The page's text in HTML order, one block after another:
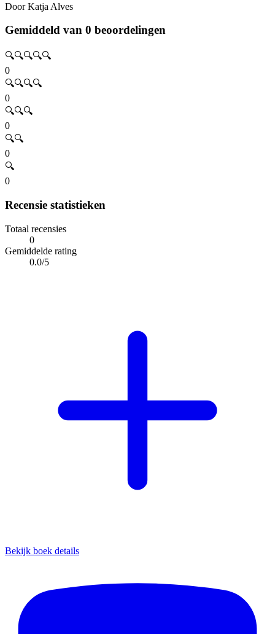
Door Katja Alves
Gemiddeld van 0 beoordelingen
🔍🔍🔍🔍🔍
0
🔍🔍🔍🔍
0
🔍🔍🔍
0
🔍🔍
0
🔍
0
Recensie statistieken
Totaal recensies
0
Gemiddelde rating
0.0/5
Bekijk boek details